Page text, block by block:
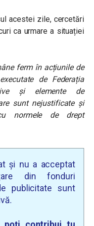
acestei zile, cercetări
ca urmare a situației
ferm în acțiunile de
de Federația
și elemente de
sunt nejustificate și
normele de drept
și nu a acceptat
din fonduri
publicitate sunt